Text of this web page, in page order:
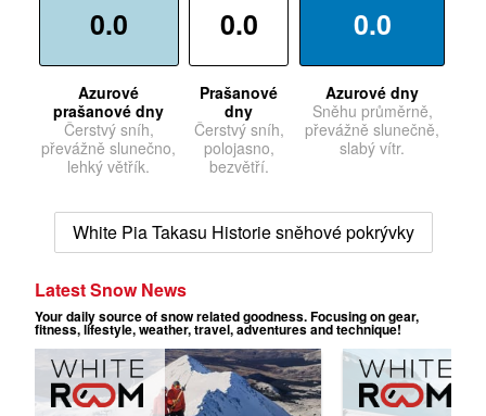
0.0
Azurové
prašanové dny
Čerstvý sníh,
převážně slunečno,
lehký větřík.
0.0
Prašanové
dny
Čerstvý sníh,
polojasno,
bezvětří.
0.0
Azurové dny
Sněhu průměrně,
převážně slunečně,
slabý vítr.
White Pia Takasu Historie sněhové pokrývky